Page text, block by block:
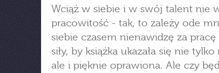
Wciąż w siebie i w swój talent nie
pracowitość - tak, to zależy ode
siebie czasem nienawidzę za
siły, by książka ukazała się nie tylko
ale i pięknie oprawiona. Ale czy